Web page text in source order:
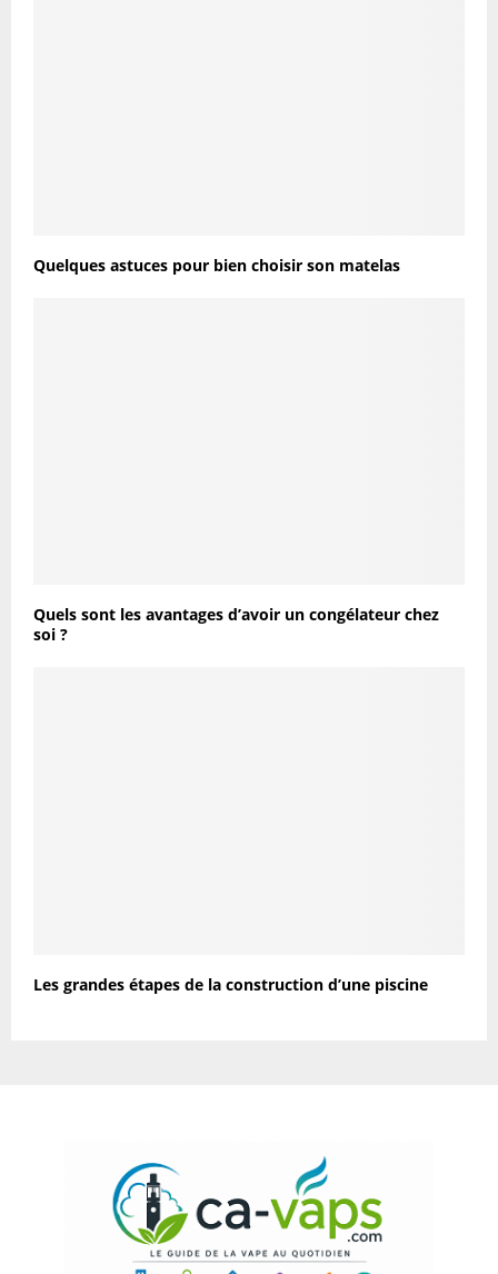
Quelques astuces pour bien choisir son matelas
Quels sont les avantages d’avoir un congélateur chez
soi ?
Les grandes étapes de la construction d’une piscine